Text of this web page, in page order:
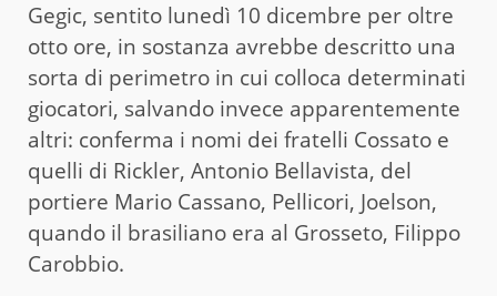
Gegic, sentito lunedì 10 dicembre per oltre
otto ore, in sostanza avrebbe descritto una
sorta di perimetro in cui colloca determinati
giocatori, salvando invece apparentemente
altri: conferma i nomi dei fratelli Cossato e
quelli di Rickler, Antonio Bellavista, del
portiere Mario Cassano, Pellicori, Joelson,
quando il brasiliano era al Grosseto, Filippo
Carobbio.